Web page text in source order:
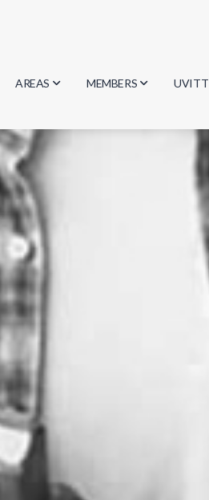
AREAS
Biology
Physics
Geosciences
Computer Science
Mathematics
Chemistry
MEMBERS
Researchers
UVITT